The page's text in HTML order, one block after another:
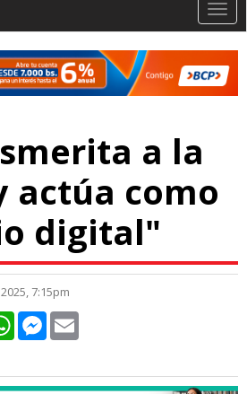
a la
actúa como
digital"
7:15pm
WhatsAppMessenger